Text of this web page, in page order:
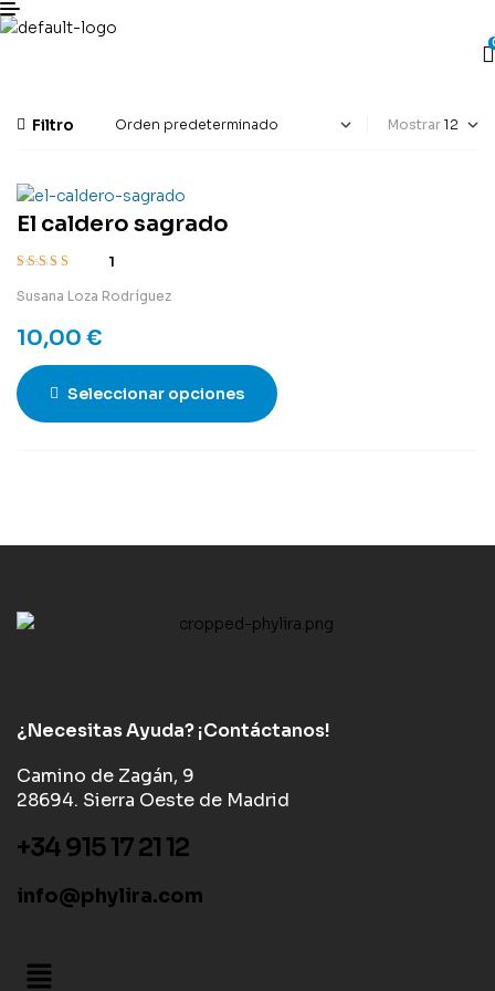
Filtro Mostrar
El caldero sagrado
5.00de 5
1
Susana Loza Rodríguez
10,00 €
Seleccionar opciones
¿Necesitas Ayuda? ¡Contáctanos!
Camino de Zagán, 9
28694. Sierra Oeste de Madrid
+34 915 17 21 12
info@phylira.com